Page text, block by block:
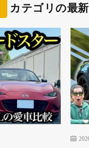
カテゴリの最